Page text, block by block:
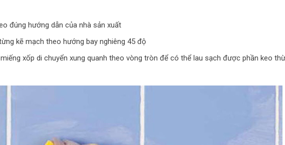
đúng hướng dẫn của nhà sản xuất
kẽ mạch theo hướng bay nghiêng 45 độ
xốp di chuyển xung quanh theo vòng tròn để có thể lau sạch được phần keo